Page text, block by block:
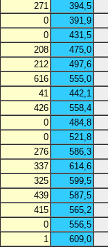
271
394,5
0
391,9
0
431,5
208
475,0
212
497,6
616
555,0
41
442,1
426
558,4
0
484,8
0
521,8
276
586,3
337
614,6
325
599,5
439
587,5
415
565,2
0
556,5
1
609,0